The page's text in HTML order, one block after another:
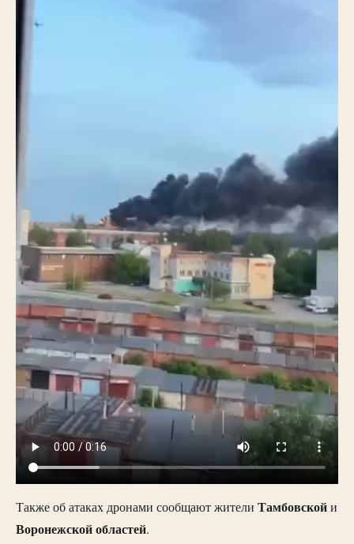
Также об атаках дронами сообщают жители Тамбовскойи
Воронежскойобластей.